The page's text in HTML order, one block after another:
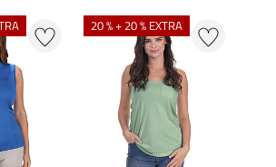
20 % + 20 % EXTRA